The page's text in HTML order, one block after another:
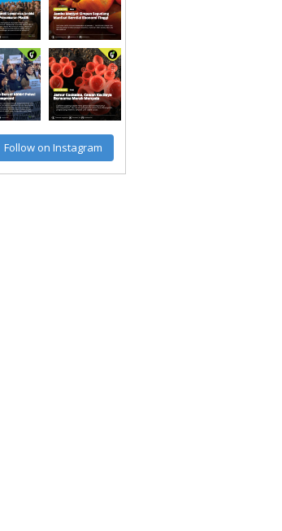
Follow on Instagram